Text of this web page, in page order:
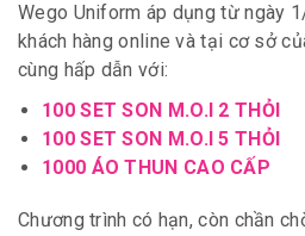
Wego Uniform áp dụng từ ngày
khách hàng online và tại cơ sở
cùng hấp dẫn với:
100 SET SON M.O.I 2 THỎI
100 SET SON M.O.I 5 THỎI
1000 ÁO THUN CAO CẤP
Chương trình có hạn, còn chần